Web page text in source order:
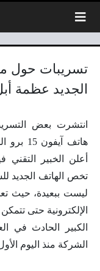
الجديد عظمة
انتشرت بعض
هاتف
أعلن الخبير
ليست ببعيدة، حيث
الإلكترونية حتى
الكبير الحادث في
الشركة منذ اليوم